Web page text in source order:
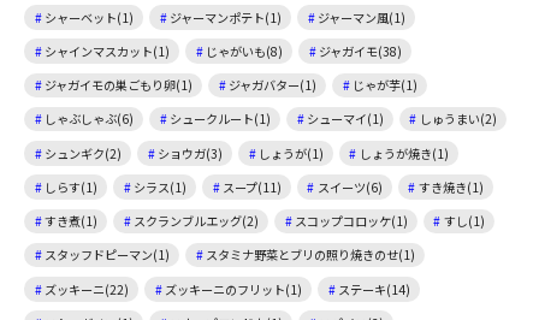
シャーベット(1)
ジャーマンポテト(1)
ジャーマン風(1)
シャインマスカット(1)
じゃがいも(8)
ジャガイモ(38)
ジャガイモの巣ごもり卵(1)
ジャガバター(1)
じゃが芋(1)
しゃぶしゃぶ(6)
シュークルート(1) シューマイ(1)
しゅうまい(2)
シュンギク(2)
ショウガ(3) しょうが(1)
しょうが焼き(1)
しらす(1)
シラス(1) スープ(11) スイーツ(6)
すき焼き(1)
すき煮(1)
スクランブルエッグ(2) スコップコロッケ(1)
すし(1)
スタッフドピーマン(1)
スタミナ野菜とブリの照り焼きのせ(1)
ズッキーニ(22)
ズッキーニのフリット(1)
ステーキ(14)